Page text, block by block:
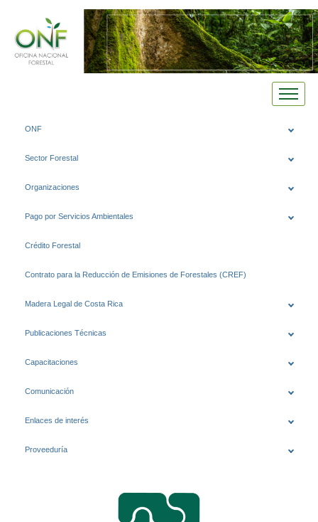
ONF
Sector Forestal
Organizaciones
Pago por Servicios Ambientales
Crédito Forestal
Contrato para la Reducción de Emisiones de Forestales (CREF)
Madera Legal de Costa Rica
Publicaciones Técnicas
Capacitaciones
Comunicación
Enlaces de interés
Proveeduría